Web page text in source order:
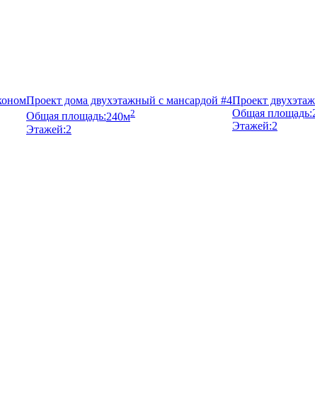
Проект дома двухэтажный с мансардой #4
Общая площадь:240м2
Этажей:2
Проект
Общая площадь:
Этажей:2